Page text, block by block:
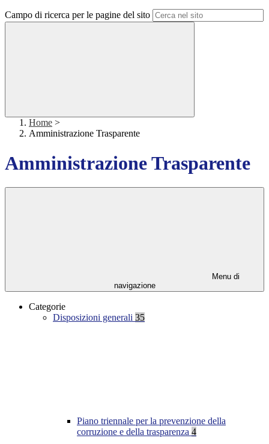
Campo di ricerca per le pagine del sito
Home >
Amministrazione Trasparente
Amministrazione Trasparente
Menu di
navigazione
Categorie
Disposizioni generali 35
Piano triennale per la prevenzione della
corruzione e della trasparenza 4